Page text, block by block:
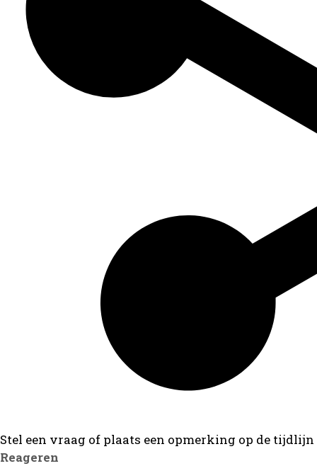
Stel een vraag of plaats een opmerking op de tijdlijn
Reageren